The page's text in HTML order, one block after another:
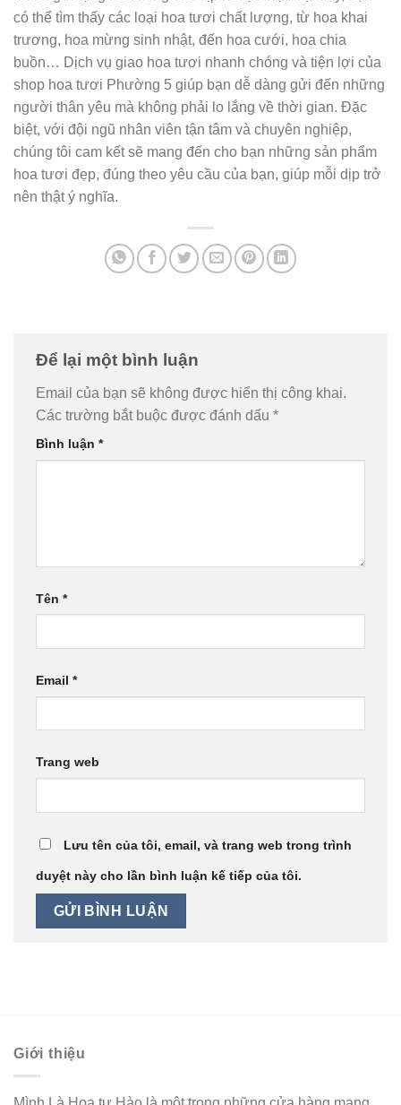
có thể tìm thấy các loại hoa tươi chất lượng, từ hoa khai
trương, hoa mừng sinh nhật, đến hoa cưới, hoa chia
buồn… Dịch vụ giao hoa tươi nhanh chóng và tiện lợi của
shop hoa tươi Phường 5 giúp bạn dễ dàng gửi đến những
người thân yêu mà không phải lo lắng về thời gian. Đặc
biệt, với đội ngũ nhân viên tận tâm và chuyên nghiệp,
chúng tôi cam kết sẽ mang đến cho bạn những sản phẩm
hoa tươi đẹp, đúng theo yêu cầu của bạn, giúp mỗi dịp trở
nên thật ý nghĩa.
Để lại một bình luận
Email của bạn sẽ không được hiển thị công khai.
Các trường bắt buộc được đánh dấu *
Bình luận *
Tên *
Email *
Trang web
Lưu tên của tôi, email, và trang web trong trình
duyệt này cho lần bình luận kế tiếp của tôi.
Giới thiệu